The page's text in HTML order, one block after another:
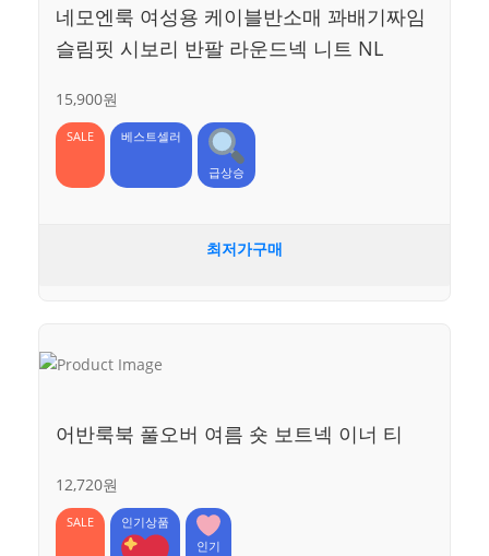
네모엔룩 여성용 케이블반소매 꽈배기짜임
슬림핏 시보리 반팔 라운드넥 니트 NL
15,900원
SALE 베스트셀러
급상승
최저가구매
어반룩북 풀오버 여름 숏 보트넥 이너 티
12,720원
SALE
인기상품
인기